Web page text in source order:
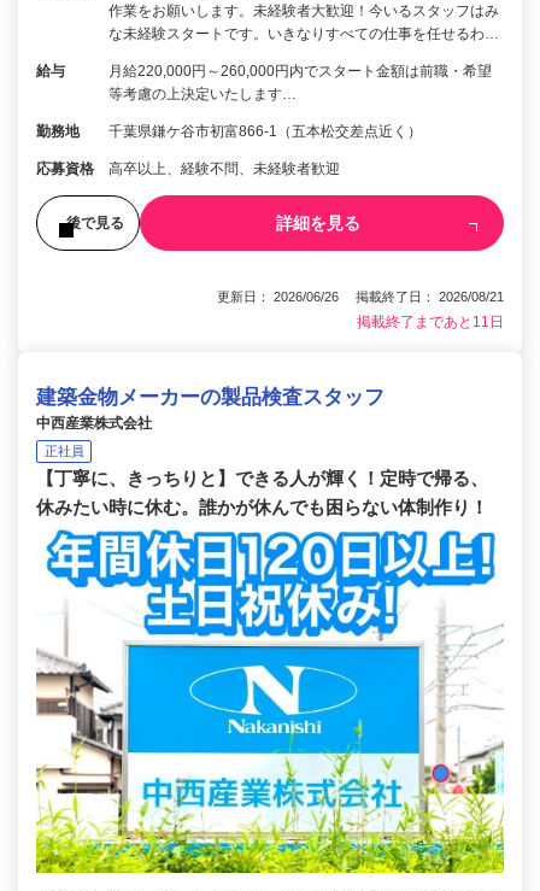
作業をお願いします。未経験者大歓迎！今いるスタッフはみ
な未経験スタートです。いきなりすべての仕事を任せるわ…
給与
月給220,000円～260,000円内でスタート金額は前職・希望
等考慮の上決定いたします…
勤務地 千葉県鎌ケ谷市初富866-1（五本松交差点近く）
応募資格 高卒以上、経験不問、未経験者歓迎
後で見る 詳細を見る
更新日： 2026/06/26 掲載終了日： 2026/08/21
掲載終了まであと11日
建築金物メーカーの製品検査スタッフ
中西産業株式会社
正社員
【丁寧に、きっちりと】できる人が輝く！定時で帰る、
休みたい時に休む。誰かが休んでも困らない体制作り！